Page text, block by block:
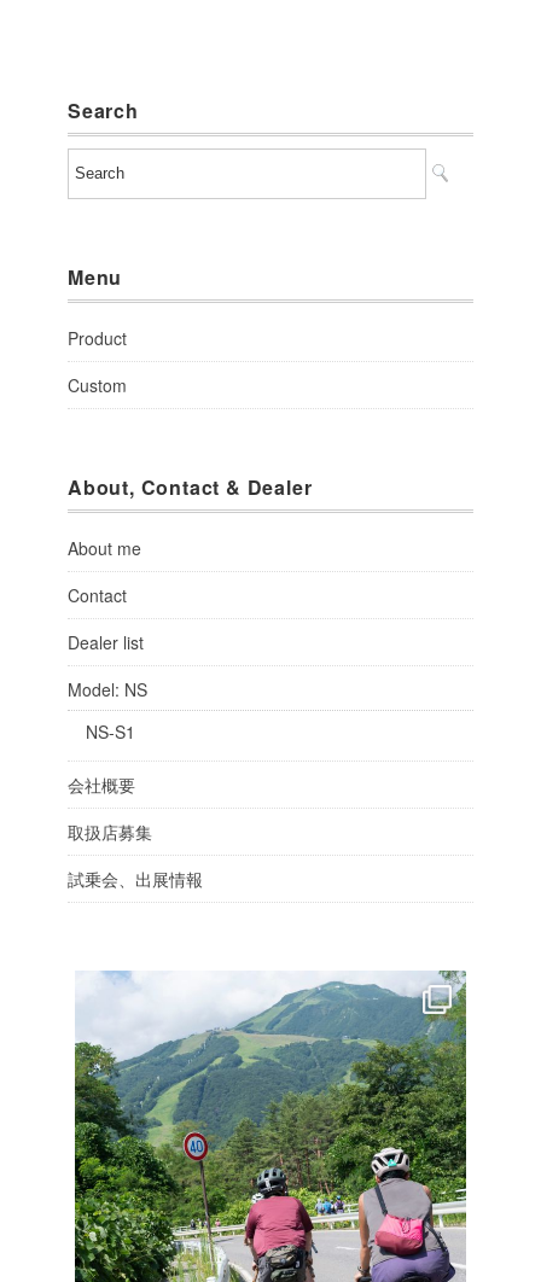
Search
Menu
Product
Custom
About, Contact & Dealer
About me
Contact
Dealer list
Model: NS
NS-S1
会社概要
取扱店募集
試乗会、出展情報